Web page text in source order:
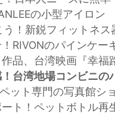
の小型アイロン
！新鋭フィットネス
RIVONのパインケー
品、台湾映画『幸福
台湾地場コンビニの
ット専門の写真館シ
ト！ペットボトル再